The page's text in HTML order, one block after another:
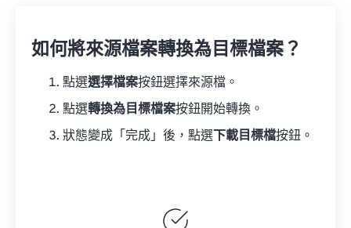
如何將來源檔案轉換為目標檔案？
點選選擇檔案按鈕選擇來源檔。
點選轉換為目標檔案按鈕開始轉換。
狀態變成「完成」後，點選 下載目標檔按鈕。